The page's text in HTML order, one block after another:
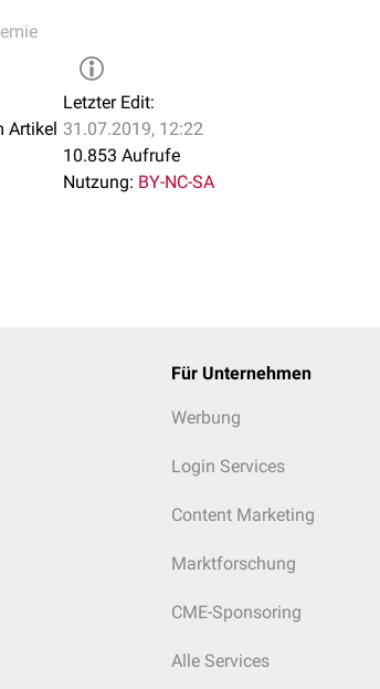
Artikel
Letzter Edit:
31.07.2019, 12:22
10.853 Aufrufe
Nutzung: BY-NC-SA
Für Unternehmen
Werbung
Login Services
Content Marketing
Marktforschung
CME-Sponsoring
Alle Services